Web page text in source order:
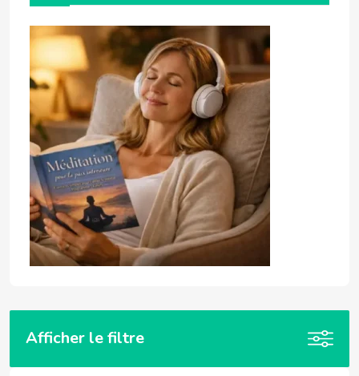
Afficher le filtre